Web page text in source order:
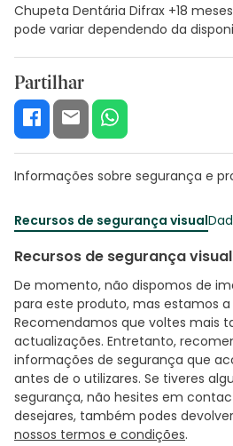
Chupeta Dentária Difrax +18
pode variar dependendo da
Partilhar
Informações sobre segurança e
Recursos de segurança visual
Recursos de segurança visual
De momento, não dispomos de
para este produto, mas estamos a
Recomendamos que voltes mais
actualizações. Entretanto,
informações de segurança que
antes de o utilizares. Se tiveres
segurança, não hesites em
desejares, também podes
nossos termos e condições.